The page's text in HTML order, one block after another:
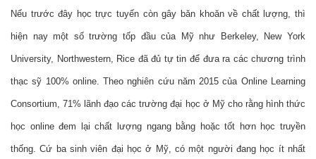
Nếu trước đây học trực tuyến còn gây băn khoăn về chất lượng, thì
hiện nay một số trường tốp đầu của Mỹ như Berkeley, New York
University, Northwestern, Rice đã đủ tự tin để đưa ra các chương trình
thạc sỹ 100% online. Theo nghiên cứu năm 2015 của Online Learning
Consortium, 71% lãnh đạo các trường đại học ở Mỹ cho rằng hình thức
học online đem lại chất lượng ngang bằng hoặc tốt hơn học truyền
thống. Cứ ba sinh viên đại học ở Mỹ, có một người đang học ít nhất